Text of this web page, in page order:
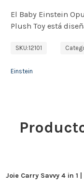
El Baby Einstein
Plush Toy está
SKU:12101
Einstein
Joie Carry Savvy 4 in 1 |